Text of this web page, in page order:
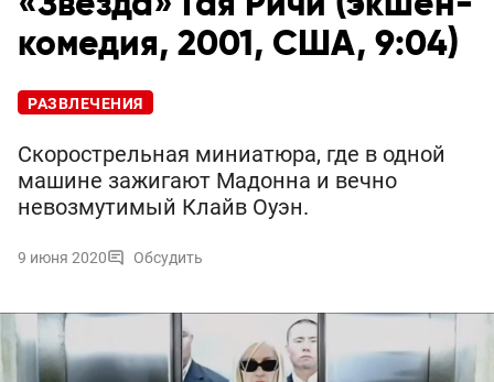
комедия, 2001, США, 9:04)
РАЗВЛЕЧЕНИЯ
Скорострельная миниатюра, где в одной
машине зажигают Мадонна и вечно
невозмутимый Клайв Оуэн.
9 июня 2020 Обсудить